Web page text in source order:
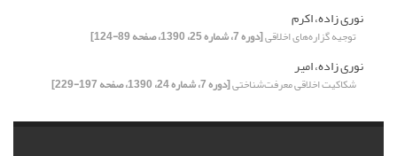
نوری زاده، اکرم
توجیه گزاره‌های اخلاقی[دوره 7، شماره 25، 1390، صفحه 89-124]
نوری زاده، امیر
شکاکیت اخلاقی معرفت‌شناختی[دوره 7، شماره 24، 1390، صفحه 197-229]